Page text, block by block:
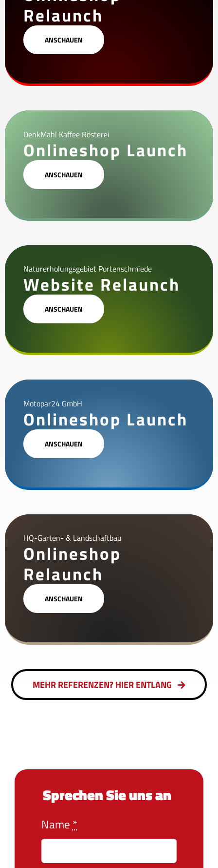
Relaunch
ANSCHAUEN
DenkMahl Kaffee Rösterei
Onlineshop Launch
ANSCHAUEN
Naturerholungsgebiet Portenschmiede
Website Relaunch
ANSCHAUEN
Motopar24 GmbH
Onlineshop Launch
ANSCHAUEN
HQ-Garten- & Landschaftbau
Onlineshop
Relaunch
ANSCHAUEN
MEHR REFERENZEN? HIER ENTLANG
Sprechen Sie uns an
Name *